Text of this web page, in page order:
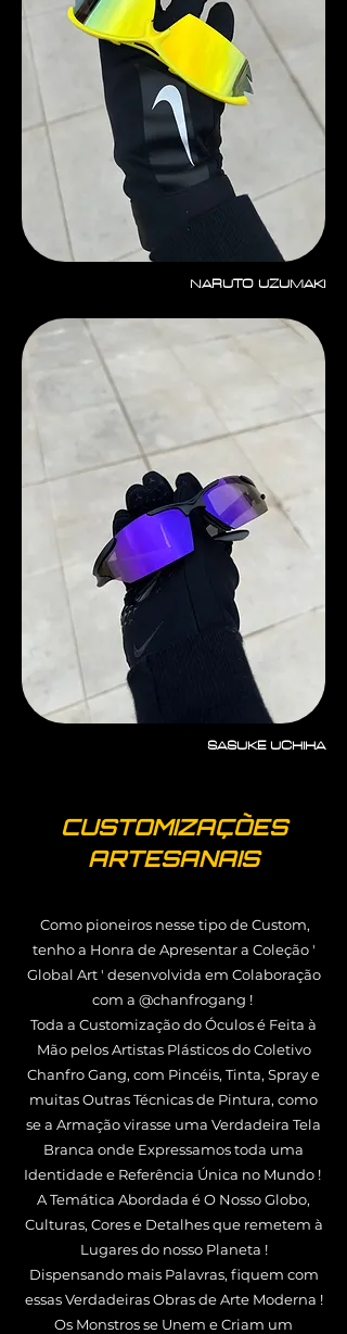
NARUTO UZUMAKI
SASUKE UCHIHA
CUSTOMIZAÇÕES
ARTESANAIS
Como pioneiros nesse tipo de Custom,
tenho a Honra de Apresentar a Coleção '
Global Art ' desenvolvida em Colaboração
com a @chanfrogang !
Toda a Customização do Óculos é Feita à
Mão pelos Artistas Plásticos do Coletivo
Chanfro Gang, com Pincéis, Tinta, Spray e
muitas Outras Técnicas de Pintura, como
se a Armação virasse uma Verdadeira Tela
Branca onde Expressamos toda uma
Identidade e Referência Única no Mundo !
A Temática Abordada é O Nosso Globo,
Culturas, Cores e Detalhes que remetem à
Lugares do nosso Planeta !
Dispensando mais Palavras, fiquem com
essas Verdadeiras Obras de Arte Moderna !
Os Monstros se Unem e Criam um